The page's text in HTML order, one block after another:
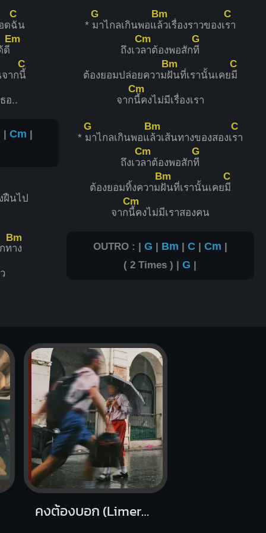
ด
C
ฉัน
ดี
Em
าก
C
นี้
อ..
| Cm |
ฝืนไป
ท
Bm
าง
*
G
มาไกลเกินพอแ
Bm
ล้วเรื่องราวของเ
C
รา
ถึงเว
Cm
ลาต้องพอสัก
G
ที
ต้องยอมปล่อยความ
Bm
ฝันที่เรานั้นเคย
C
มี
จาก
Cm
นี้คงไม่มีเรื่องเรา
*
G
มาไกลเกินพอแ
Bm
ล้วเส้นทางของสองเ
C
รา
ถึงเว
Cm
ลาต้องพอสัก
G
ที
ต้องยอมทิ้งความ
Bm
ฝันที่เรานั้นเคย
C
มี
จาก
Cm
นี้คงไม่มีเราสองคน
OUTRO : | G | Bm | C | Cm |
( 2 Times ) |G |
คงต้องบอก (Limerence)